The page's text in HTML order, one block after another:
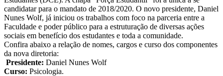
candidatar para o mandato de 2018/2020. O novo presidente, Daniel
Nunes Wolf, já iniciou os trabalhos com foco na parceria entre a
Faculdade e poder público para a estruturação de diversas ações
sociais em benefício dos estudantes e toda a comunidade.
Confira abaixo a relação de nomes, cargos e curso dos componentes
da nova diretoria:
Presidente: Daniel Nunes Wolf
Curso: Psicologia.